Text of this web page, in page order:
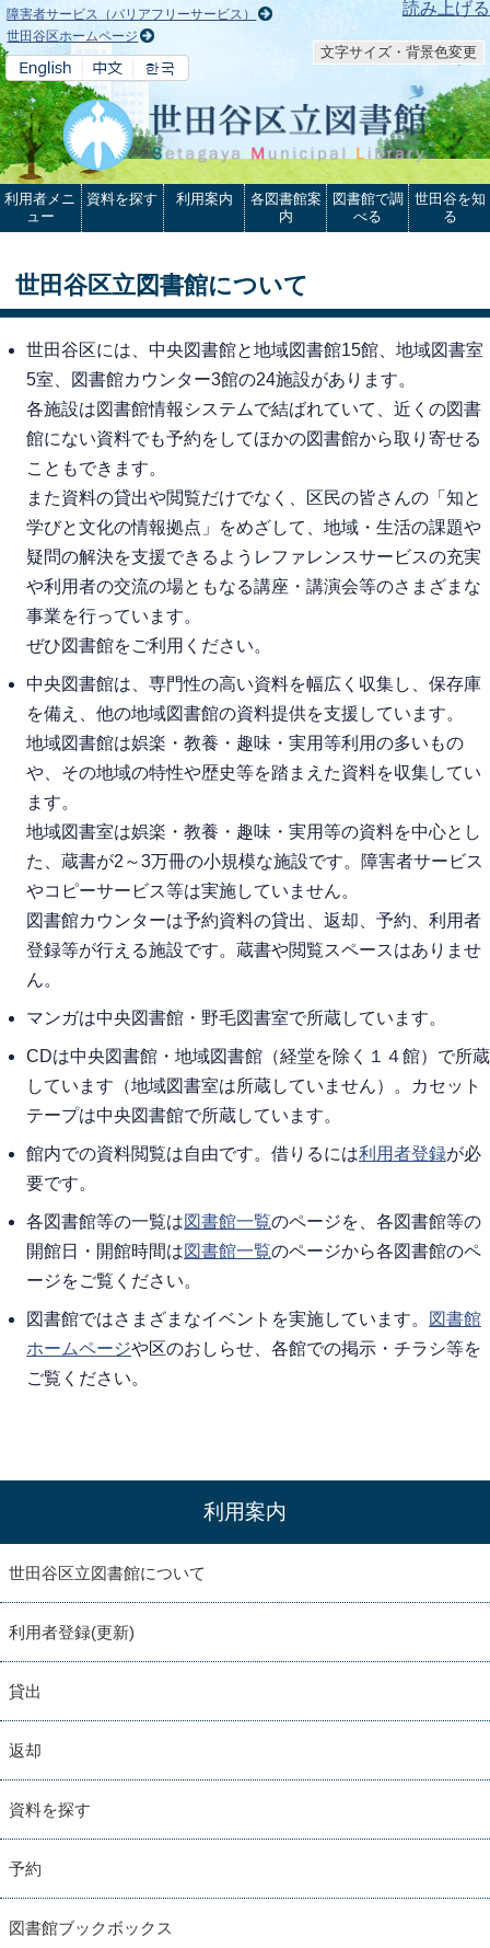
本文へ 読み上げる
障害者サービス（バリアフリーサービス）
世田谷区ホームページ
文字サイズ・背景色変更
利用者メニ
ュー
資料を探す 利用案内
各図書館案
内
図書館で調
べる
世田谷を知
る
世田谷区立図書館について
世田谷区には、中央図書館と地域図書館15館、地域図書室
5室、図書館カウンター3館の24施設があります。
各施設は図書館情報システムで結ばれていて、近くの図書
館にない資料でも予約をしてほかの図書館から取り寄せる
こともできます。
また資料の貸出や閲覧だけでなく、区民の皆さんの「知と
学びと文化の情報拠点」をめざして、地域・生活の課題や
疑問の解決を支援できるようレファレンスサービスの充実
や利用者の交流の場ともなる講座・講演会等のさまざまな
事業を行っています。
ぜひ図書館をご利用ください。
中央図書館は、専門性の高い資料を幅広く収集し、保存庫
を備え、他の地域図書館の資料提供を支援しています。
地域図書館は娯楽・教養・趣味・実用等利用の多いもの
や、その地域の特性や歴史等を踏まえた資料を収集してい
ます。
地域図書室は娯楽・教養・趣味・実用等の資料を中心とし
た、蔵書が2～3万冊の小規模な施設です。障害者サービス
やコピーサービス等は実施していません。
図書館カウンターは予約資料の貸出、返却、予約、利用者
登録等が行える施設です。蔵書や閲覧スペースはありませ
ん。
マンガは中央図書館・野毛図書室で所蔵しています。
CDは中央図書館・地域図書館（経堂を除く１４館）で所蔵
しています（地域図書室は所蔵していません）。カセット
テープは中央図書館で所蔵しています。
館内での資料閲覧は自由です。借りるには利用者登録が必
要です。
各図書館等の一覧は図書館一覧のページを、各図書館等の
開館日・開館時間は図書館一覧のページから各図書館のペ
ージをご覧ください。
図書館ではさまざまなイベントを実施しています。
図書館
ホームページや区のおしらせ、各館での掲示・チラシ等を
ご覧ください。
利用案内
世田谷区立図書館について
利用者登録(更新)
貸出
返却
資料を探す
予約
図書館ブックボックス